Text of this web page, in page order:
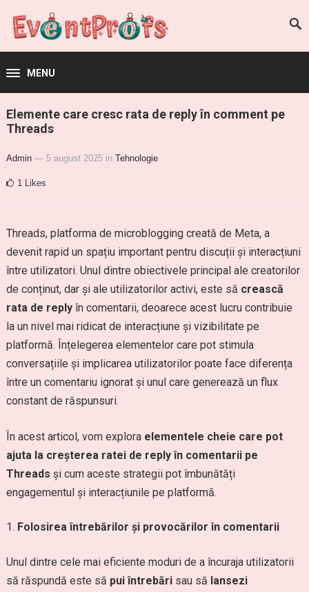
MENU
Elemente care cresc rata de reply în comment pe
Threads
Admin — 5 august 2025 in Tehnologie
1 Likes
Threads, platforma de microblogging creată de Meta, a
devenit rapid un spațiu important pentru discuții și interacțiuni
între utilizatori. Unul dintre obiectivele principal ale creatorilor
de conținut, dar și ale utilizatorilor activi, este să crească
rata de replyîn comentarii, deoarece acest lucru contribuie
la un nivel mai ridicat de interacțiune și vizibilitate pe
platformă. Înțelegerea elementelor care pot stimula
conversațiile și implicarea utilizatorilor poate face diferența
între un comentariu ignorat și unul care generează un flux
constant de răspunsuri.
În acest articol, vom explora elementele cheie care pot
ajuta la creșterea ratei de reply în comentarii pe
Threads și cum aceste strategii pot îmbunătăți
engagementul și interacțiunile pe platformă.
Folosirea întrebărilor și provocărilor în comentarii
Unul dintre cele mai eficiente moduri de a încuraja utilizatorii
să răspundă este să pui întrebărisau să lansezi